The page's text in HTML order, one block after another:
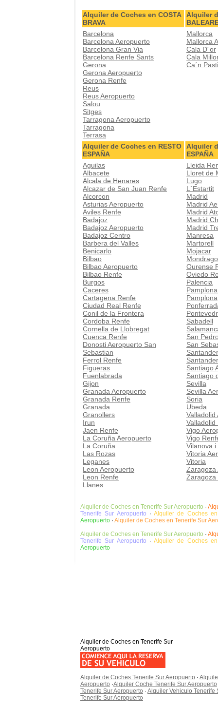
Alquiler de Coches en COSTA
BRAVA
Alquiler
Barcelona
Barcelona Aeropuerto
Barcelona Gran Via
Barcelona Renfe Sants
Gerona
Gerona Aeropuerto
Gerona Renfe
Reus
Reus Aeropuerto
Salou
Sitges
Tarragona Aeropuerto
Tarragona
Terrasa
Mallorca
Mallorca
Cala D´or
Cala
Ca´n
Alquiler de Coches en RESTO
ESPAÑA
Alquiler
ESPAÑA
Aguilas
Albacete
Alcala de Henares
Alcazar de San Juan Renfe
Alcorcon
Asturias Aeropuerto
Aviles Renfe
Badajoz
Badajoz Aeropuerto
Badajoz Centro
Barbera del Valles
Benicarlo
Bilbao
Bilbao Aeropuerto
Bilbao Renfe
Burgos
Caceres
Cartagena Renfe
Ciudad Real Renfe
Conil de la Frontera
Cordoba Renfe
Cornella de Llobregat
Cuenca Renfe
Donosti Aeropuerto San
Sebastian
Ferrol Renfe
Figueras
Fuenlabrada
Gijon
Granada Aeropuerto
Granada Renfe
Granada
Granollers
Irun
Jaen Renfe
La Coruña Aeropuerto
La Coruña
Las Rozas
Leganes
Leon Aeropuerto
Leon Renfe
Llanes
Lleida
Lloret de
Lugo
L´Estartit
Madrid
Madrid
Madrid
Madrid
Madrid
Manresa
Martorell
Mojacar
Ourense
Oviedo
Palencia
Pamplona
Sabadell
San
San
Santiago
Santiago
Sevilla
Sevilla
Soria
Ubeda
Valladolid
Valladolid
Vigo
Vigo
Vilanova
Vitoria
Vitoria
Zaragoza
Zaragoza
Alquiler de Coches en Tenerife Sur Aeropuerto ·
Tenerife Sur Aeropuerto ·Alquiler de Coches
Aeropuerto · Alquiler de Coches en Tenerife Sur
Alquiler de Coches en Tenerife Sur Aeropuerto ·
Tenerife Sur Aeropuerto ·Alquiler de Coches
Aeropuerto
Alquiler de Coches en Tenerife Sur
Aeropuerto
Alquiler de Coches Tenerife Sur Aeropuerto ·
Aeropuerto ·Alquiler Coche Tenerife Sur Aeropuerto
Tenerife Sur Aeropuerto · Alquiler Vehiculo Tenerife
Tenerife Sur Aeropuerto